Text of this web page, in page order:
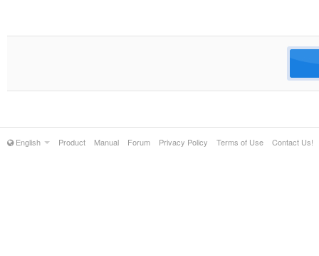
English Product Manual Forum Privacy Policy Terms of Use Contact Us!